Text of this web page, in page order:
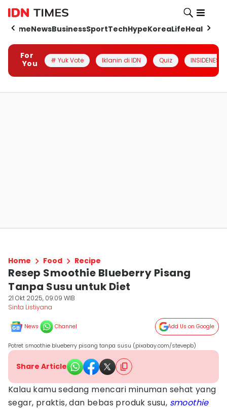
HomeNewsBusinessSportTechHypeKoreaLifeHealth
For
You
# Yuk Vote Iklanin di IDN Quiz INSIDENESIA
Home Food Recipe
Resep Smoothie Blueberry Pisang
Tanpa Susu untuk Diet
21 Okt 2025, 09:09 WIB
Sinta Listiyana
News Channel Add Us on Google
Potret smoothie blueberry pisang tanpa susu (pixabay.com/stevepb)
Share Article
Kalau kamu sedang mencari minuman sehat yang
segar, praktis, dan bebas produk susu, smoothie